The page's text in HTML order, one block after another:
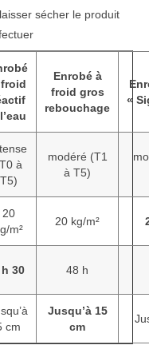
sécher le produit
Enrobé à
froid gros
rebouchage
«
à
T5)
modéré (T1
à T5)
20
m²
20 kg/m²
30 48 h
cm
Jusqu’à 15
cm